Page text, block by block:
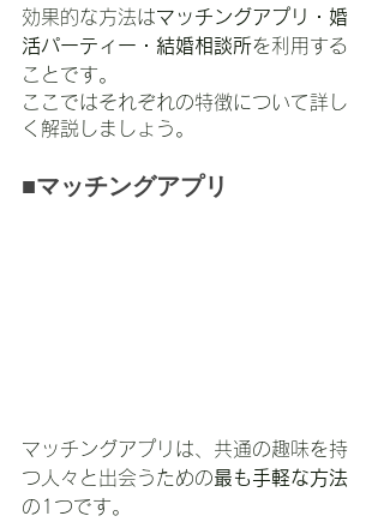
効果的な方法はマッチングアプリ・婚
活パーティー・結婚相談所を利用する
ことです。
ここではそれぞれの特徴について詳し
く解説しましょう。
■マッチングアプリ
マッチングアプリは、共通の趣味を持
つ人々と出会うための最も手軽な方法
の1つです。